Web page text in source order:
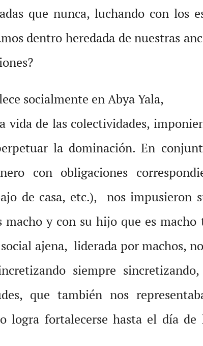
que nunca, luchando con los
dentro heredada de nuestras
socialmente en Abya Yala,
vida de las colectividades,
la dominación. En conjun
con obligaciones
de casa, etc.), nos impusieron
macho y con su hijo que es macho
ajena, liderada por machos,
siempre sincretizando,
que también nos
logra fortalecerse hasta el día